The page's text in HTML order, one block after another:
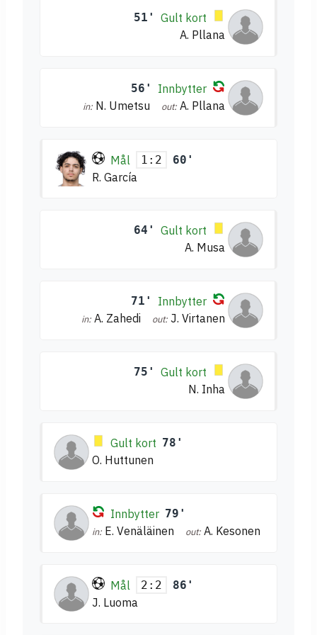
51'
Gult kort
A. Pllana
56' Innbytter
in: N. Umetsu out: A. Pllana
Mål 1:2 60'
R. García
64'
Gult kort
A. Musa
71' Innbytter
in: A. Zahedi out: J. Virtanen
75'
Gult kort
N. Inha
Gult kort 78'
O. Huttunen
Innbytter 79'
in: E. Venäläinen out: A. Kesonen
Mål 2:2 86'
J. Luoma